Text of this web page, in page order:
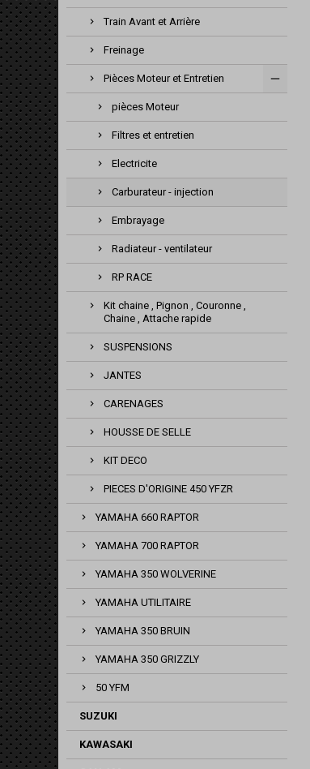
Train Avant et Arrière
Freinage
Pièces Moteur et Entretien
pièces Moteur
Filtres et entretien
Electricite
Carburateur - injection
Embrayage
Radiateur - ventilateur
RP RACE
Kit chaine , Pignon , Couronne ,
Chaine , Attache rapide
SUSPENSIONS
JANTES
CARENAGES
HOUSSE DE SELLE
KIT DECO
PIECES D'ORIGINE 450 YFZR
YAMAHA 660 RAPTOR
YAMAHA 700 RAPTOR
YAMAHA 350 WOLVERINE
YAMAHA UTILITAIRE
YAMAHA 350 BRUIN
YAMAHA 350 GRIZZLY
50 YFM
SUZUKI
KAWASAKI